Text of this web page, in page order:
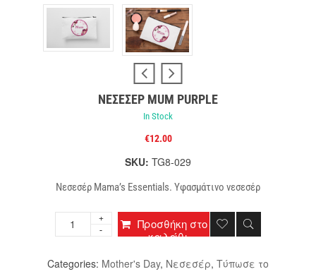
ΝΕΣΕΣΈΡ MUM PURPLE
In Stock
€12.00
SKU: TG8-029
Νεσεσέρ Mama’s Essentials. Υφασμάτινο νεσεσέρ
Προσθήκη στο
καλάθι
Categories: Mother's Day, Νεσεσέρ, Τύπωσε το